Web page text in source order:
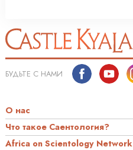
БУДЬТЕ С НАМИ
О нас
Что такое Саентология?
Africa on Scientology Network